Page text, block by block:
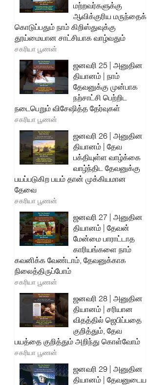
மற்றவர்களுக்கு
ஆவிக்குரிய மருந்தைக்
கொடுப்பதும் நாம் கிறிஸ்துவுக்கு
தூய்மையான சாட்சியாக வாழ்வதும்
சகரியா பூணன்
ஜனவரி 25 | அனுதின
தியானம் | நாம்
தேவனுக்கு முன்பாக
நற்சாட்சி பெற்றிட
நடைபெறும் விசேஷித்த தேர்வுகள்
சகரியா பூணன்
ஜனவரி 26 | அனுதின
தியானம் | தேவ
பக்தியுள்ள வாழ்க்கை
வாழ்ந்திட தேவனுக்கு
பயப்படுகிற பயம் தான் முக்கியமான
தேவை
சகரியா பூணன்
ஜனவரி 27 | அனுதின
தியானம் | தேவன்
மேன்மை பாராட்டாத
காரியங்களை நாம்
கவனிக்க வேண்டாம், தேவனுக்காக
நிலைத்திருப்போம்
சகரியா பூணன்
ஜனவரி 28 | அனுதின
தியானம் | சரியான
விதத்தில் ஜெபிப்பதை
குறித்தும், தேவ
பயத்தை குறித்தும் அறிந்து கொள்வோம்
சகரியா பூணன்
ஜனவரி 29 | அனுதின
தியானம் | தேவனுடைய